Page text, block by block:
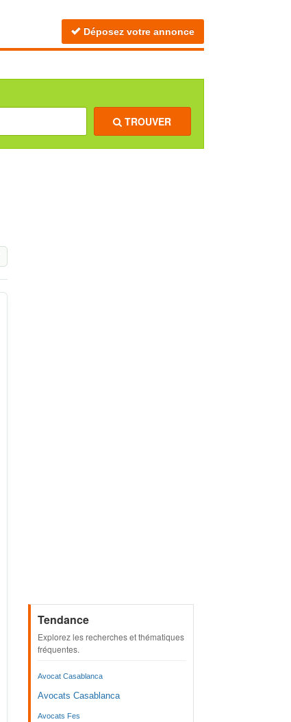
Déposez votre annonce
TROUVER
Tendance
Explorez les recherches et thématiques
fréquentes.
Avocat Casablanca
Avocats Casablanca
Avocats Fes